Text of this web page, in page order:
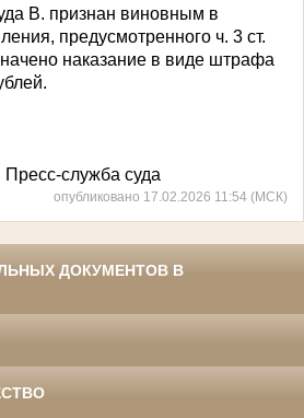
признан виновным в
предусмотренного ч. 3 ст.
наказание в виде штрафа
суда
опубликовано 17.02.2026 11:54 (МСК)
ДОКУМЕНТОВ В